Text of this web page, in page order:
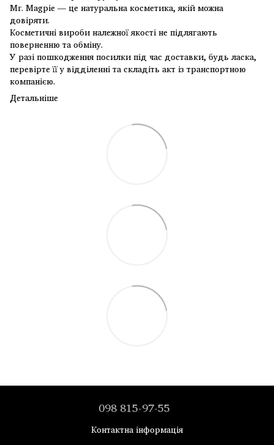
Mr. Magpie — це натуральна косметика, якій можна
довіряти.
Косметичні вироби належної якості не підлягають
поверненню та обміну.
У разі пошкодження посилки під час доставки, будь ласка,
перевірте її у відділенні та складіть акт із транспортною
компанією.
Детальніше
098 815-97-55
Контактна інформація